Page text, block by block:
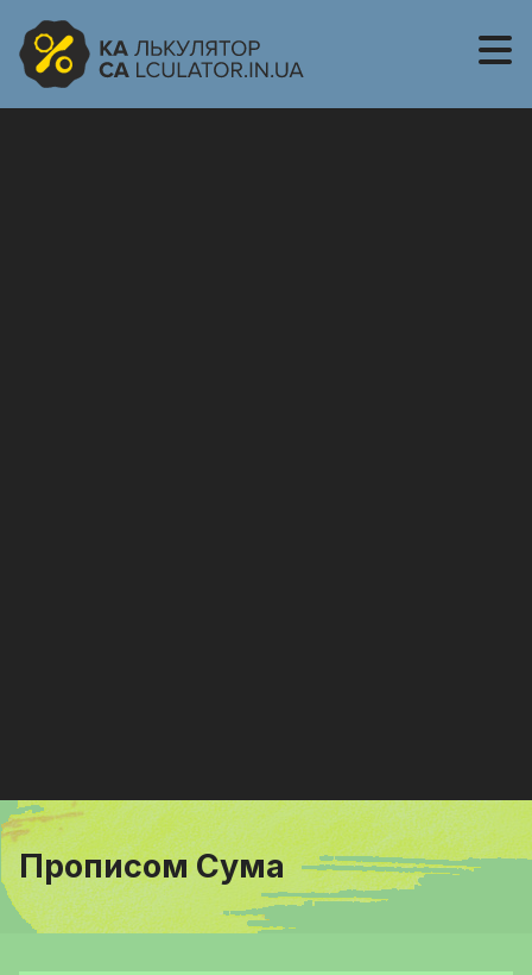
Прописом Сума